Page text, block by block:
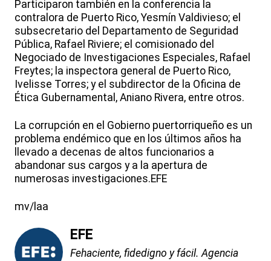
Participaron también en la conferencia la
contralora de Puerto Rico, Yesmín Valdivieso; el
subsecretario del Departamento de Seguridad
Pública, Rafael Riviere; el comisionado del
Negociado de Investigaciones Especiales, Rafael
Freytes; la inspectora general de Puerto Rico,
Ivelisse Torres; y el subdirector de la Oficina de
Ética Gubernamental, Aniano Rivera, entre otros.
La corrupción en el Gobierno puertorriqueño es un
problema endémico que en los últimos años ha
llevado a decenas de altos funcionarios a
abandonar sus cargos y a la apertura de
numerosas investigaciones.EFE
mv/laa
EFE
Fehaciente, fidedigno y fácil. Agencia